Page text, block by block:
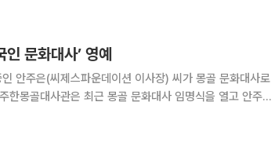
문화대사’ 영예
안주은(씨제스파운데이션 이사장) 씨가 몽골 문화대사로